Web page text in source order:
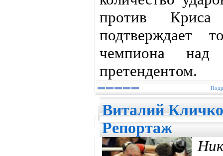
против Криса
подтверждает
чемпиона
претендентом.
Виталий
Репортаж